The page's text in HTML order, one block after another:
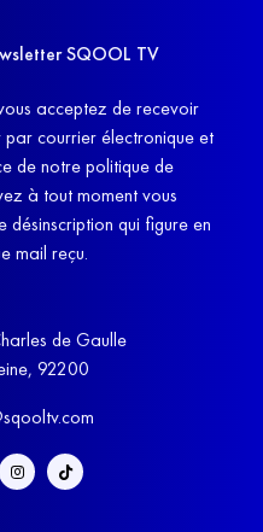
SQOOL TV
acceptez de recevoir
courrier électronique et
de notre politique de
à tout moment vous
qui figure en
mail reçu.
de Gaulle
92200